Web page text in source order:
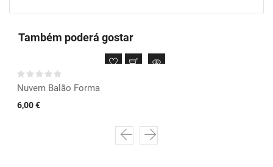
Também poderá gostar
Nuvem Balão Forma
6,00 €